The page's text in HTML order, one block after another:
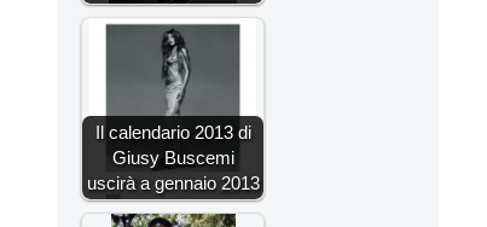
Il calendario 2013 di
Giusy Buscemi
uscirà a gennaio 2013